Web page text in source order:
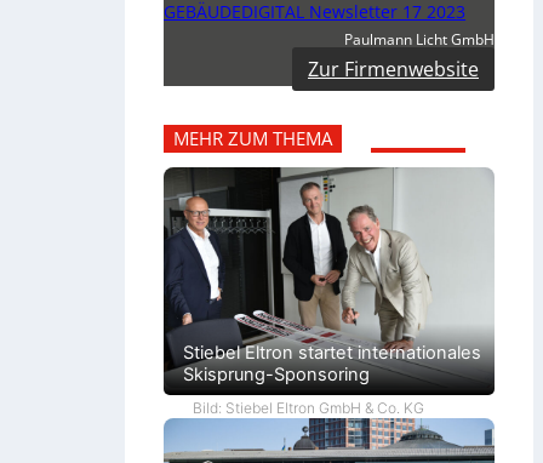
GEBÄUDEDIGITAL Newsletter 17 2023
Paulmann Licht GmbH
Zur Firmenwebsite
MEHR ZUM THEMA
Stiebel Eltron startet internationales
Skisprung-Sponsoring
Bild: Stiebel Eltron GmbH & Co. KG